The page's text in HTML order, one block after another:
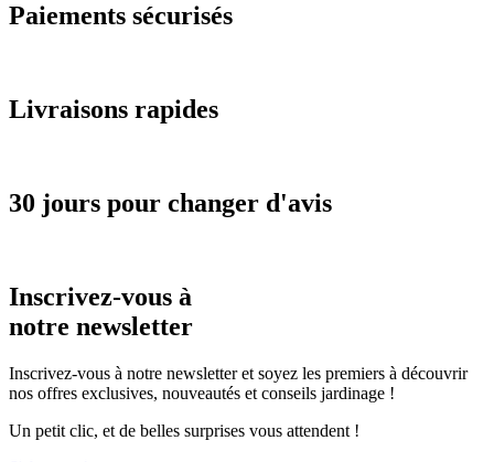
Paiements sécurisés
Livraisons rapides
30 jours pour changer d'avis
Inscrivez-vous à
notre newsletter
Inscrivez-vous à notre newsletter et soyez les premiers à découvrir
nos offres exclusives, nouveautés et conseils jardinage !
Un petit clic, et de belles surprises vous attendent !